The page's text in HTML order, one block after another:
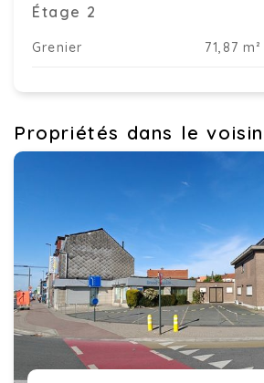
Étage 2
Grenier 71,87 m²
Propriétés dans le